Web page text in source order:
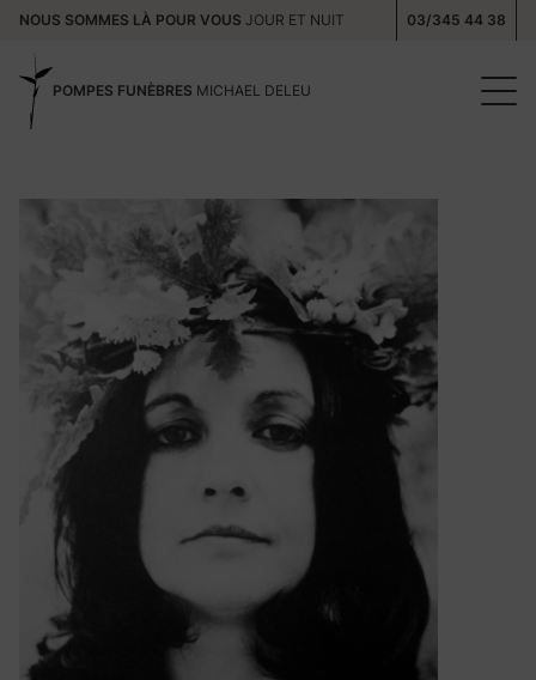
NOUS SOMMES LÀ POUR VOUS JOUR ET NUIT 03/345 44 38
POMPES FUNÈBRES MICHAEL DELEU